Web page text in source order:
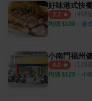
好味港式快
3.7 （ 45則
均消 $100 ・ 港
小南門福州
4.0 （ 12則
均消 $120 ・ 小